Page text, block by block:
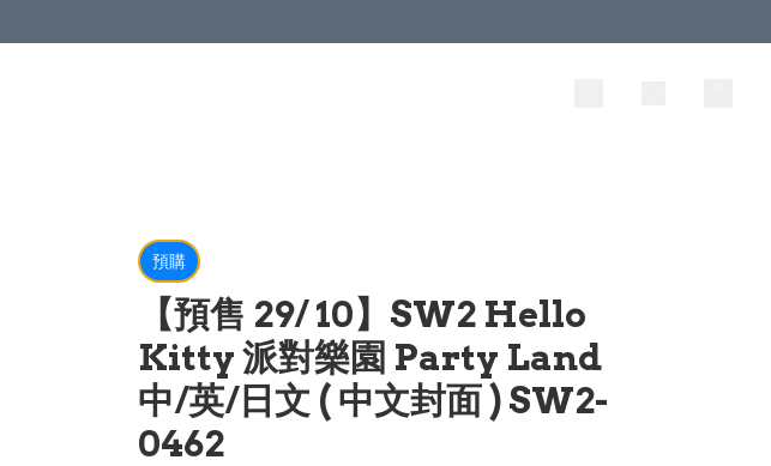
預購
【預售 29/ 10】SW2 Hello
Kitty 派對樂園 Party Land
中/英/日文 ( 中文封面 ) SW2-
0462